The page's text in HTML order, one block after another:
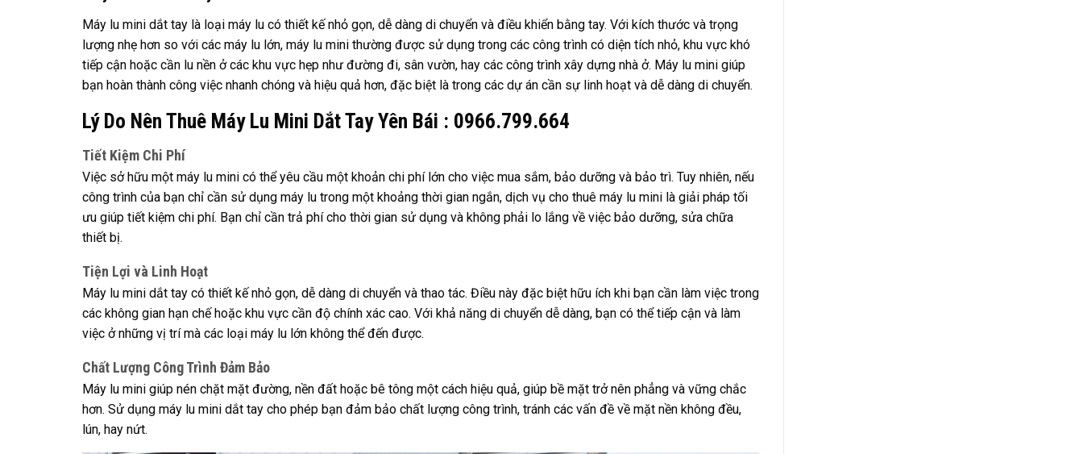
Máy lu mini dắt tay là loại máy lu có thiết kế nhỏ gọn, dễ dàng di chuyển và điều khiển bằng tay. Với kích thước và trọng
lượng nhẹ hơn so với các máy lu lớn, máy lu mini thường được sử dụng trong các công trình có diện tích nhỏ, khu vực khó
tiếp cận hoặc cần lu nền ở các khu vực hẹp như đường đi, sân vườn, hay các công trình xây dựng nhà ở. Máy lu mini giúp
bạn hoàn thành công việc nhanh chóng và hiệu quả hơn, đặc biệt là trong các dự án cần sự linh hoạt và dễ dàng di chuyển.
Lý Do Nên Thuê Máy Lu Mini Dắt Tay Yên Bái : 0966.799.664
Tiết Kiệm Chi Phí
Việc sở hữu một máy lu mini có thể yêu cầu một khoản chi phí lớn cho việc mua sắm, bảo dưỡng và bảo trì. Tuy nhiên, nếu
công trình của bạn chỉ cần sử dụng máy lu trong một khoảng thời gian ngắn, dịch vụ cho thuê máy lu mini là giải pháp tối
ưu giúp tiết kiệm chi phí. Bạn chỉ cần trả phí cho thời gian sử dụng và không phải lo lắng về việc bảo dưỡng, sửa chữa
thiết bị.
Tiện Lợi và Linh Hoạt
Máy lu mini dắt tay có thiết kế nhỏ gọn, dễ dàng di chuyển và thao tác. Điều này đặc biệt hữu ích khi bạn cần làm việc trong
các không gian hạn chế hoặc khu vực cần độ chính xác cao. Với khả năng di chuyển dễ dàng, bạn có thể tiếp cận và làm
việc ở những vị trí mà các loại máy lu lớn không thể đến được.
Chất Lượng Công Trình Đảm Bảo
Máy lu mini giúp nén chặt mặt đường, nền đất hoặc bê tông một cách hiệu quả, giúp bề mặt trở nên phẳng và vững chắc
hơn. Sử dụng máy lu mini dắt tay cho phép bạn đảm bảo chất lượng công trình, tránh các vấn đề về mặt nền không đều,
lún, hay nứt.